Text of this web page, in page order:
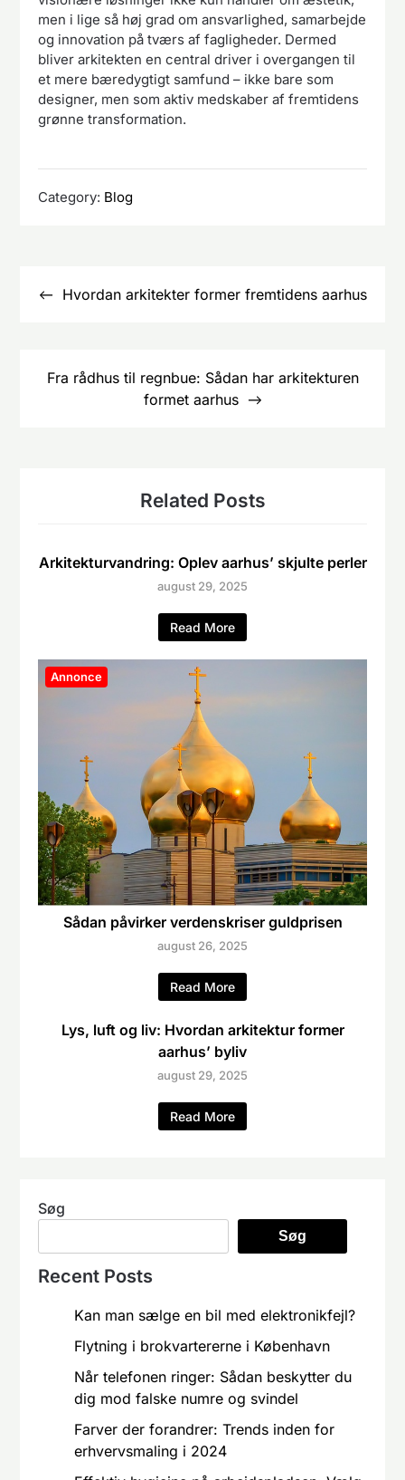
men i lige så høj grad om ansvarlighed, samarbejde
og innovation på tværs af fagligheder. Dermed
bliver arkitekten en central driver i overgangen til
et mere bæredygtigt samfund – ikke bare som
designer, men som aktiv medskaber af fremtidens
grønne transformation.
Category: Blog
Hvordan arkitekter former fremtidens aarhus
Fra rådhus til regnbue: Sådan har arkitekturen
formet aarhus
Related Posts
Arkitekturvandring: Oplev aarhus’ skjulte perler
august 29, 2025
Read More
Annonce
Sådan påvirker verdenskriser guldprisen
august 26, 2025
Read More
Lys, luft og liv: Hvordan arkitektur former
aarhus’ byliv
august 29, 2025
Read More
Søg
Søg
Recent Posts
Kan man sælge en bil med elektronikfejl?
Flytning i brokvartererne i København
Når telefonen ringer: Sådan beskytter du
dig mod falske numre og svindel
Farver der forandrer: Trends inden for
erhvervsmaling i 2024